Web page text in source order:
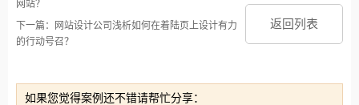
网站？
下一篇：网站设计公司浅析如何在着陆页上设计有力
的行动号召？
返回列表
如果您觉得案例还不错请帮忙分享：